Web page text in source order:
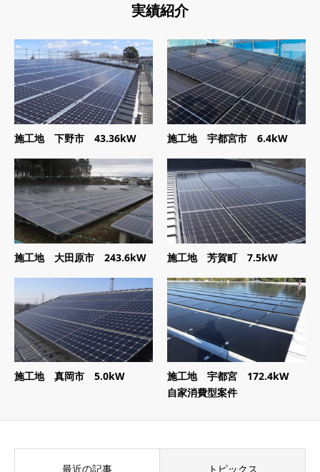
実績紹介
施工地 下野市 43.36kW 施工地 宇都宮市 6.4kW
施工地 大田原市 243.6kW 施工地 芳賀町 7.5kW
施工地 真岡市 5.0kW
施工地 宇都宮 172.4kW
自家消費型案件
最近の記事 トピックス